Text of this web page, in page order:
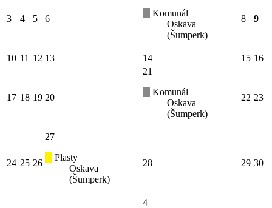
3 4 5 6
Komunál
Oskava
(Šumperk)
8 9
10 11 12 13 14 15 16
17 18 19 20
21
Komunál
Oskava
(Šumperk)
22 23
24 25 26
27
Plasty
Oskava
(Šumperk)
28 29 30
4